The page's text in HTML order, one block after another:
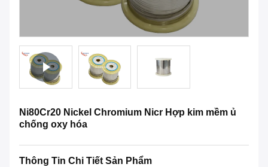
Ni80Cr20 Nickel Chromium Nicr Hợp kim mềm ủ
chống oxy hóa
Thông Tin Chi Tiết Sản Phẩm